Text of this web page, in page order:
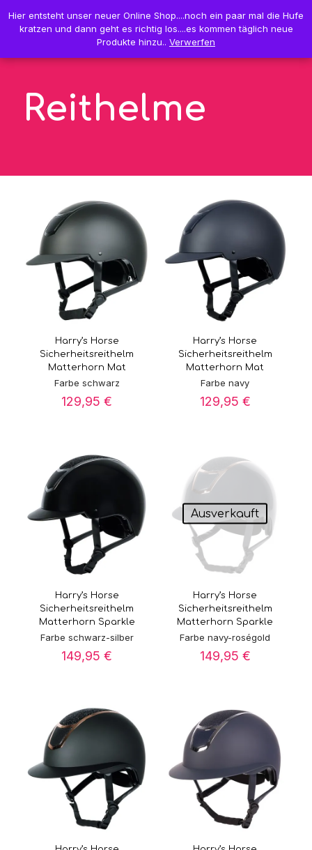
0 0,00 €
Reithelme
Harry’s Horse
Sicherheitsreithelm
Matterhorn Mat
Farbe schwarz
129,95€
Harry’s Horse
Sicherheitsreithelm
Matterhorn Mat
Farbe navy
129,95 €
Harry’s Horse
Sicherheitsreithelm
Matterhorn Sparkle
Farbe schwarz-silber
149,95€
Ausverkauft
Harry’s Horse
Sicherheitsreithelm
Matterhorn Sparkle
Farbe navy-roségold
149,95 €
Hier entsteht unser neuer Online Shop....noch ein paar mal die Hufe
kratzen und dann geht es richtig los....es kommen täglich neue
Produkte hinzu.. Verwerfen
Hier entsteht unser neuer Online Shop....noch ein paar mal die Hufe
kratzen und dann geht es richtig los....es kommen täglich neue
Produkte hinzu.. Verwerfen